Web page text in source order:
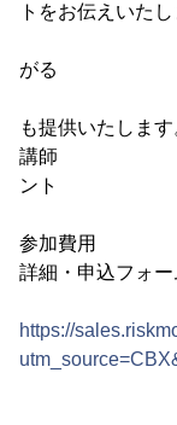
トをお伝えいたし
また、メ
がる
人材育成
も提供いたします
講師 ： 国家
ント
角口 真
参加費用
詳細・申込フォ
https://